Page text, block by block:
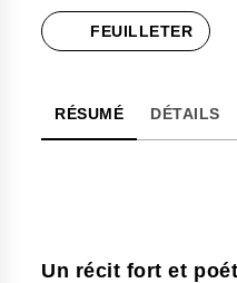
FEUILLETER
RÉSUMÉ DÉTAILS
Un récit fort et